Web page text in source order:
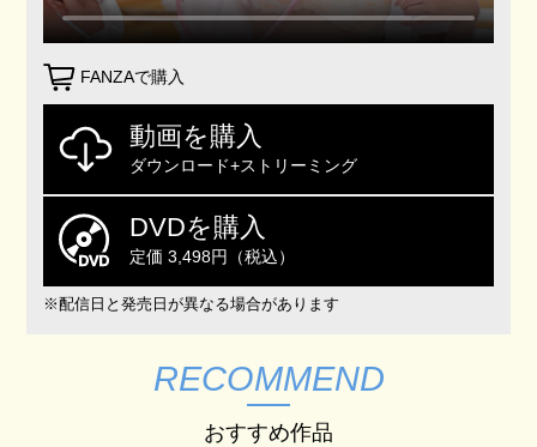
FANZAで購入
動画を購入
ダウンロード+ストリーミング
DVDを購入
定価 3,498円（税込）
※配信日と発売日が異なる場合があります
RECOMMEND
おすすめ作品